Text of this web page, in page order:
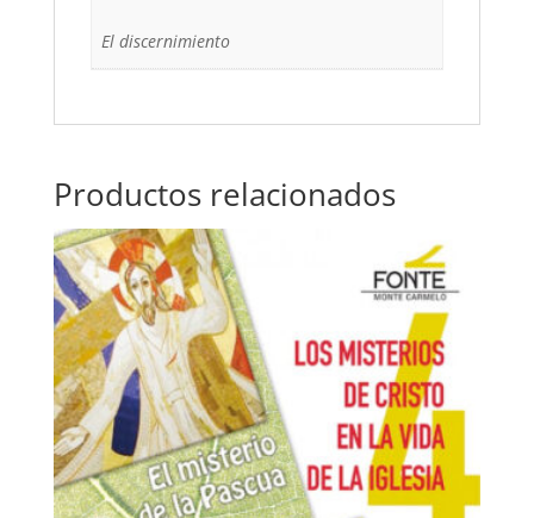
El discernimiento
Productos relacionados